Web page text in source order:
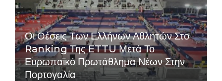
Οι Θέσεις Των Ελλήνων Αθλητών Στο
Ranking Της ETTU Μετά Το
Ευρωπαϊκό Πρωτάθλημα Νέων Στην
Πορτογαλία